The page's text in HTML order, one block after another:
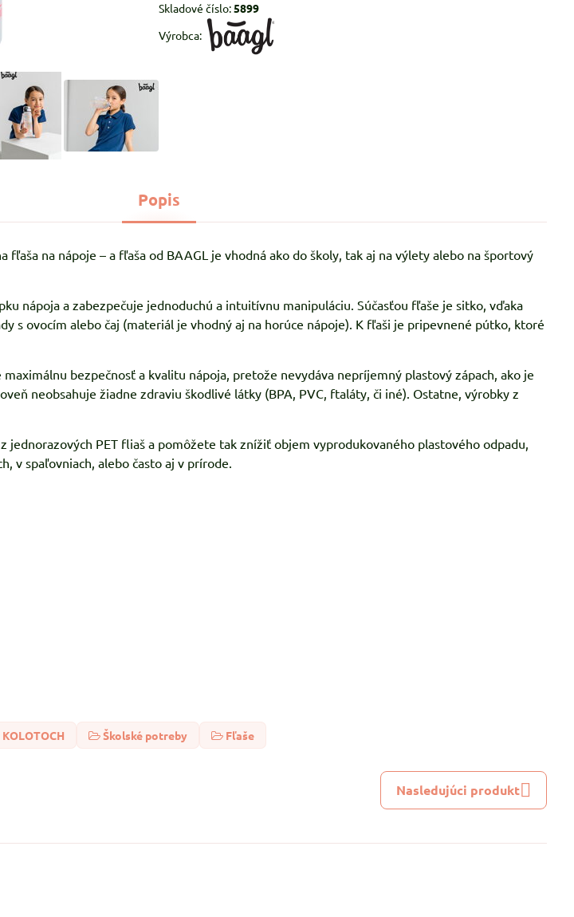
Skladové číslo:5899
Výrobca:
Popis
fľaša na nápoje – a fľaša od BAAGL je vhodná ako do školy, tak aj na výlety alebo na športový
nápoja a zabezpečuje jednoduchú a intuitívnu manipuláciu. Súčasťou fľaše je sitko, vďaka
s ovocím alebo čaj (materiál je vhodný aj na horúce nápoje). K fľaši je pripevnené pútko, ktoré
bezpečnosť a kvalitu nápoja, pretože nevydáva nepríjemný plastový zápach, ako je
neobsahuje žiadne zdraviu škodlivé látky (BPA, PVC, ftaláty, či iné). Ostatne, výrobky z
jednorazových PET fliaš a pomôžete tak znížiť objem vyprodukovaného plastového odpadu,
v spaľovniach, alebo často aj v prírode.
Školské potreby Fľaše
Nasledujúci produkt